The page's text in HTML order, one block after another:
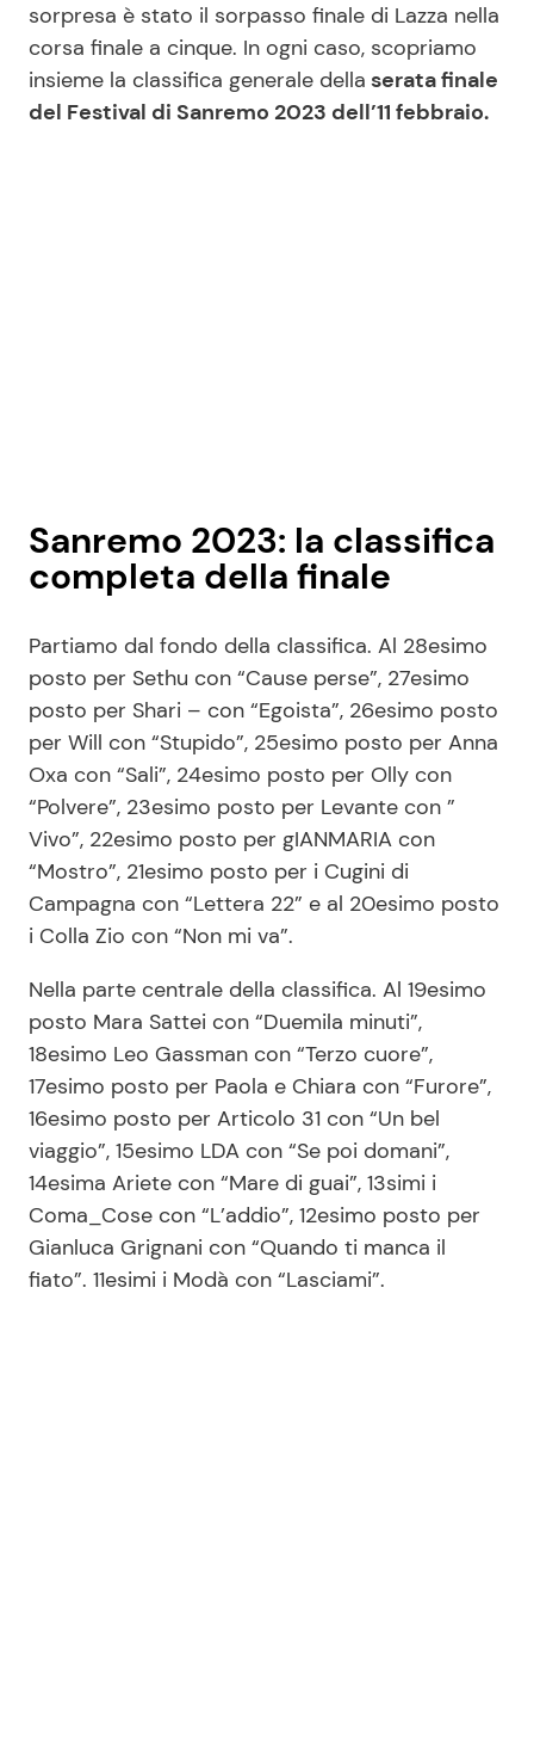
Contattaci
Privacy Policy
sorpresa è stato il sorpasso finale di Lazza nella
corsa finale a cinque. In ogni caso, scopriamo
insieme la classifica generale della serata finale
del Festival di Sanremo 2023 dell’11 febbraio.
Sanremo 2023: la classifica
completa della finale
Partiamo dal fondo della classifica. Al 28esimo
posto per Sethu con “Cause perse”, 27esimo
posto per Shari – con “Egoista”, 26esimo posto
per Will con “Stupido”, 25esimo posto per Anna
Oxa con “Sali”, 24esimo posto per Olly con
“Polvere”, 23esimo posto per Levante con ”
Vivo”, 22esimo posto per gIANMARIA con
“Mostro”, 21esimo posto per i Cugini di
Campagna con “Lettera 22” e al 20esimo posto
i Colla Zio con “Non mi va”.
Nella parte centrale della classifica. Al 19esimo
posto Mara Sattei con “Duemila minuti”,
18esimo Leo Gassman con “Terzo cuore”,
17esimo posto per Paola e Chiara con “Furore”,
16esimo posto per Articolo 31 con “Un bel
viaggio”, 15esimo LDA con “Se poi domani”,
14esima Ariete con “Mare di guai”, 13simi i
Coma_Cose con “L’addio”, 12esimo posto per
Gianluca Grignani con “Quando ti manca il
fiato”. 11esimi i Modà con “Lasciami”.